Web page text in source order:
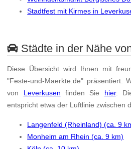
Stadtfest mit Kirmes in
Städte in der Nähe
Diese Übersicht wird Ihnen mit
"Feste-und-Maerkte.de" präsentiert.
von Leverkusen finden Sie hier.
entspricht etwa der Luftlinie zwischen
Langenfeld (Rheinland) (ca. 9
Monheim am Rhein (ca. 9 km)